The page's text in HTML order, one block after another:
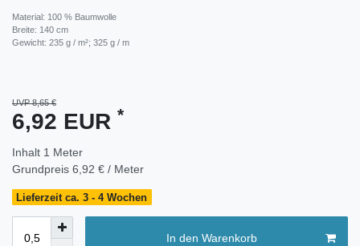
Material: 100 % Baumwolle
Breite: 140 cm
Gewicht: 235 g / m²; 325 g / m
UVP 8,65 €
6,92 EUR *
Inhalt 1 Meter
Grundpreis 6,92 € / Meter
Lieferzeit ca. 3 - 4 Wochen
In den Warenkorb